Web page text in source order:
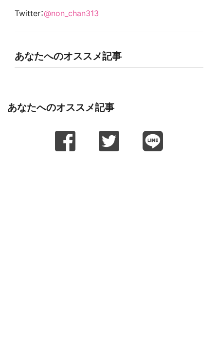
Twitter：@non_chan313
あなたへのオススメ記事
あなたへのオススメ記事